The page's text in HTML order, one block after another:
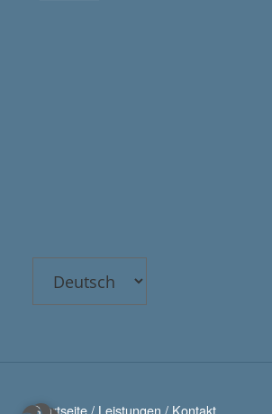
Sprache
Startseite/ Leistungen / Kontakt